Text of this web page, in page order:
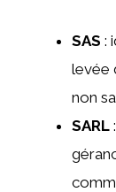
SAS :
levée
non
SARL